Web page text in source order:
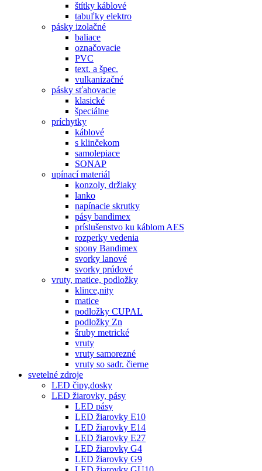
štítky káblové
tabuľky elektro
pásky izolačné
baliace
označovacie
PVC
text. a špec.
vulkanizačné
pásky sťahovacie
klasické
špeciálne
príchytky
káblové
s klinčekom
samolepiace
SONAP
upínací materiál
konzoly, držiaky
lanko
napínacie skrutky
pásy bandimex
príslušenstvo ku káblom AES
rozperky vedenia
spony Bandimex
svorky lanové
svorky prúdové
vruty, matice, podložky
klince,nity
matice
podložky CUPAL
podložky Zn
šruby metrické
vruty
vruty samorezné
vruty so sadr. čierne
svetelné zdroje
LED čipy,dosky
LED žiarovky, pásy
LED pásy
LED žiarovky E10
LED žiarovky E14
LED žiarovky E27
LED žiarovky G4
LED žiarovky G9